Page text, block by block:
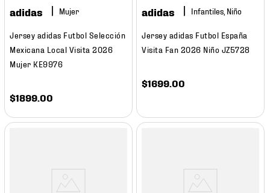
adidas Mujer
Jersey adidas Futbol Selección
Mexicana Local Visita 2026
Mujer KE9976
$1899.00
adidas Infantiles, Niño
Jersey adidas Futbol España
Visita Fan 2026 Niño JZ5728
$1699.00